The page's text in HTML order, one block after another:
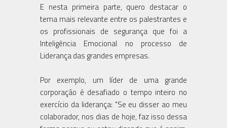
E nesta primeira parte, quero destacar o
tema mais relevante entre os palestrantes e
os profissionais de segurança que foi a
Inteligência Emocional no processo de
Liderança das grandes empresas.
Por exemplo, um líder de uma grande
corporação é desafiado o tempo inteiro no
exercício da liderança: "Se eu disser ao meu
colaborador, nos dias de hoje, faz isso dessa